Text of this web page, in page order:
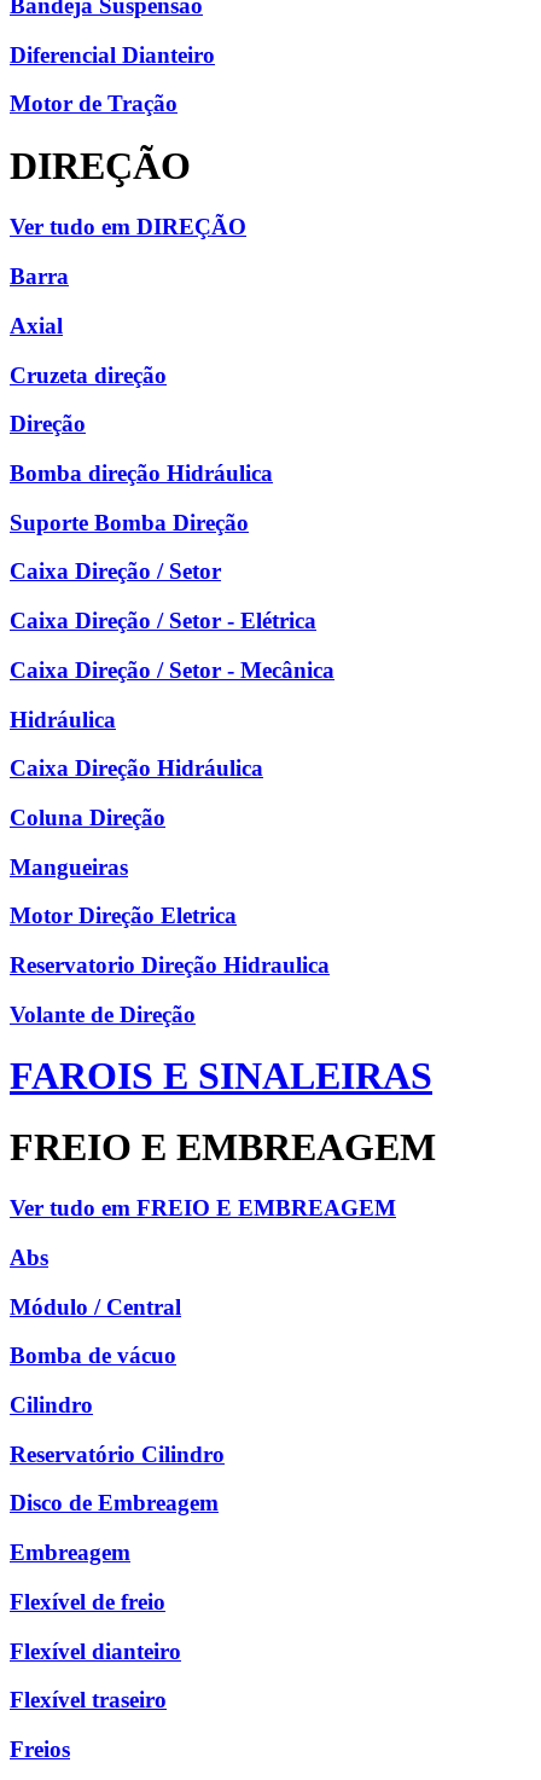
Bandeja Suspensão
Diferencial Dianteiro
Motor de Tração
DIREÇÃO
Ver tudo em DIREÇÃO
Barra
Axial
Cruzeta direção
Direção
Bomba direção Hidráulica
Suporte Bomba Direção
Caixa Direção / Setor
Caixa Direção / Setor - Elétrica
Caixa Direção / Setor - Mecânica
Hidráulica
Caixa Direção Hidráulica
Coluna Direção
Mangueiras
Motor Direção Eletrica
Reservatorio Direção Hidraulica
Volante de Direção
FAROIS E SINALEIRAS
FREIO E EMBREAGEM
Ver tudo em FREIO E EMBREAGEM
Abs
Módulo / Central
Bomba de vácuo
Cilindro
Reservatório Cilindro
Disco de Embreagem
Embreagem
Flexível de freio
Flexível dianteiro
Flexível traseiro
Freios